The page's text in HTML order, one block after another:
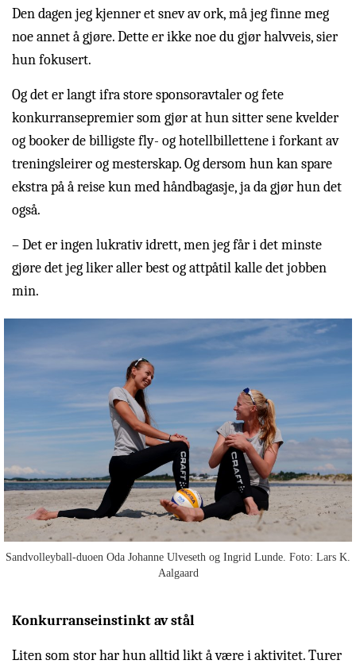
Den dagen jeg kjenner et snev av ork, må jeg finne meg
noe annet å gjøre. Dette er ikke noe du gjør halvveis, sier
hun fokusert.
Og det er langt ifra store sponsoravtaler og fete
konkurransepremier som gjør at hun sitter sene kvelder
og booker de billigste fly- og hotellbillettene i forkant av
treningsleirer og mesterskap. Og dersom hun kan spare
ekstra på å reise kun med håndbagasje, ja da gjør hun det
også.
– Det er ingen lukrativ idrett, men jeg får i det minste
gjøre det jeg liker aller best og attpåtil kalle det jobben
min.
Sandvolleyball-duoen Oda Johanne Ulveseth og Ingrid Lunde. Foto: Lars K.
Aalgaard
Konkurranseinstinkt av stål
Liten som stor har hun alltid likt å være i aktivitet. Turer